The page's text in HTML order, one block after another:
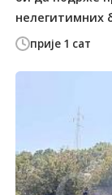
прије 1 сат
нелегитимних